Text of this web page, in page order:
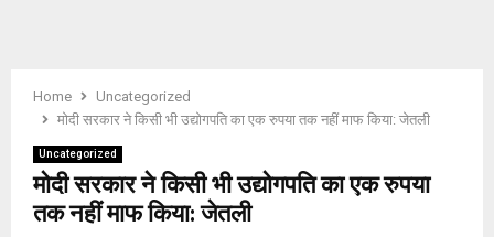
Home
Uncategorized
मोदी सरकार ने किसी भी उद्योगपति का एक रुपया तक नहीं माफ किया: जेतली
Uncategorized
मोदी सरकार ने किसी भी उद्योगपति का एक रुपया
तक नहीं माफ किया: जेतली